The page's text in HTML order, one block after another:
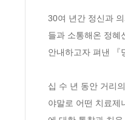
30여 년간 정신과
들과 소통해온 정혜
안내하고자 펴낸 『
십 수 년 동안 거리
야말로 어떤 치료제